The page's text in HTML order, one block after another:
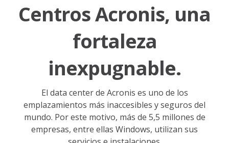
Centros Acronis, una
fortaleza
inexpugnable.
El data center de Acronis es uno de los
emplazamientos más inaccesibles y seguros del
mundo. Por este motivo, más de 5,5 millones de
empresas, entre ellas Windows, utilizan sus